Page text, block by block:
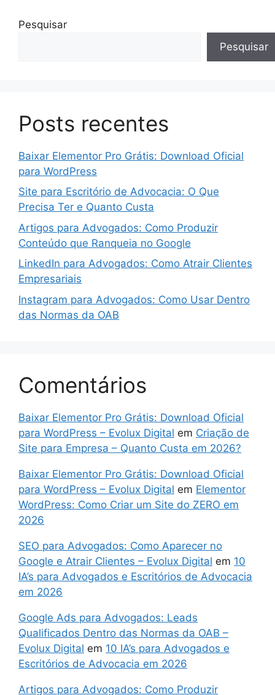
Pesquisar
Pesquisar
Posts recentes
Baixar Elementor Pro Grátis: Download Oficial
para WordPress
Site para Escritório de Advocacia: O Que
Precisa Ter e Quanto Custa
Artigos para Advogados: Como Produzir
Conteúdo que Ranqueia no Google
LinkedIn para Advogados: Como Atrair Clientes
Empresariais
Instagram para Advogados: Como Usar Dentro
das Normas da OAB
Comentários
Baixar Elementor Pro Grátis: Download Oficial
para WordPress – Evolux Digital em Criação de
Site para Empresa – Quanto Custa em 2026?
Baixar Elementor Pro Grátis: Download Oficial
para WordPress – Evolux Digital em Elementor
WordPress: Como Criar um Site do ZERO em
2026
SEO para Advogados: Como Aparecer no
Google e Atrair Clientes – Evolux Digital em 10
IA’s para Advogados e Escritórios de Advocacia
em 2026
Google Ads para Advogados: Leads
Qualificados Dentro das Normas da OAB –
Evolux Digital em 10 IA’s para Advogados e
Escritórios de Advocacia em 2026
Artigos para Advogados: Como Produzir